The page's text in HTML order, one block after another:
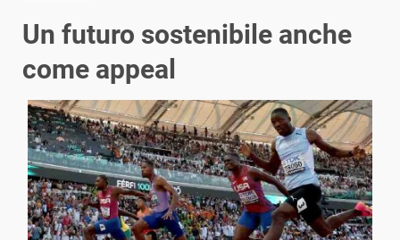
Un futuro sostenibile anche
come appeal